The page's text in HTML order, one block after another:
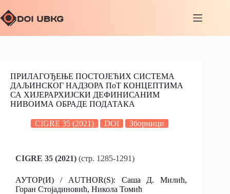
ПРИЛАГОЂЕЊЕ ПОСТОЈЕЋИХ СИСТЕМА
ДАЉИНСКОГ НАДЗОРА ПоT КОНЦЕПТИМА
СА ХИЈЕРАРХИЈСКИ ДЕФИНИСАНИМ
НИВОИМА ОБРАДЕ ПОДАТАКА
CIGRE 35 (2021) DOI Зборници
CIGRE 35 (2021) (стр. 1285-1291)
АУТОР(И) / AUTHOR(S): Саша Д. Милић,
Горан Стојадиновић, Никола Томић